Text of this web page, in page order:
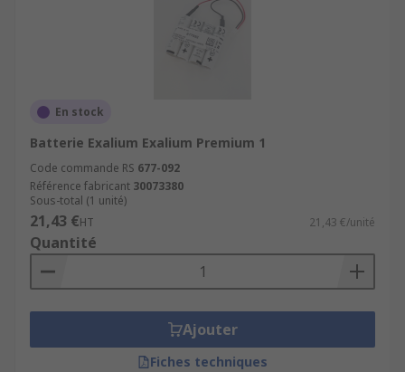
En stock
Batterie Exalium Exalium Premium 1
Code commande RS 677-092
Référence fabricant 30073380
Sous-total (1 unité)
21,43 €HT 21,43 €/unité
Quantité
Ajouter
Fiches techniques